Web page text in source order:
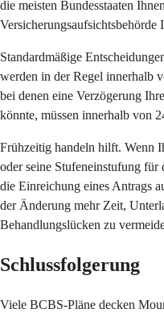
die meisten Bundesstaaten
Versicherungsaufsichtsbehörde
Standardmäßige
werden in der Regel innerhalb
bei denen eine Verzögerung
könnte, müssen innerhalb von
Frühzeitig handeln hilft. Wenn
oder seine Stufeneinstufung für
die Einreichung eines Antrags
der Änderung mehr Zeit,
Behandlungslücken zu
Schlussfolgerung
Viele BCBS-Pläne decken